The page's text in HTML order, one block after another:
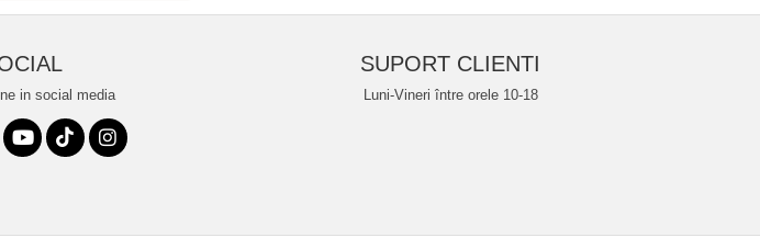
in social media
SUPORT CLIENTI
Luni-Vineri între orele 10-18